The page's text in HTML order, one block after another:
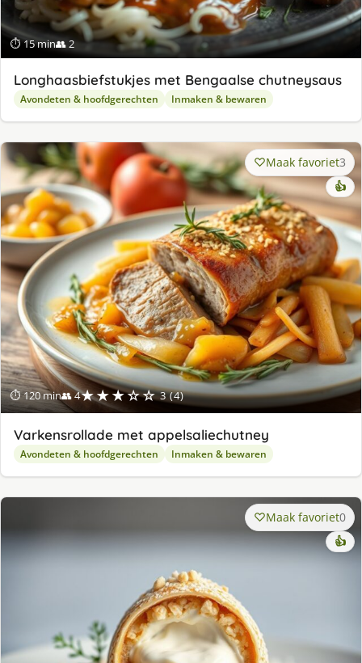
⏱ 15 min👥 2
Longhaasbiefstukjes met Bengaalse chutneysaus
Avondeten & hoofdgerechten Inmaken & bewaren
⏱ 120 min👥 4★★★☆☆ 3 (4)
Maak favoriet3
👍
Varkensrollade met appelsaliechutney
Avondeten & hoofdgerechten Inmaken & bewaren
Maak favoriet0
👍